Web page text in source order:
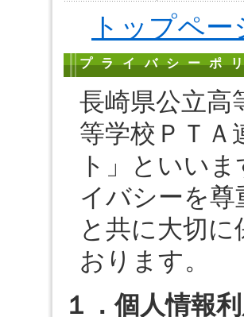
トップペー
プライバシーポ
長崎県公立高
等学校ＰＴＡ
ト」といい
イバシーを
と共に大切
おります。
１．個人情報